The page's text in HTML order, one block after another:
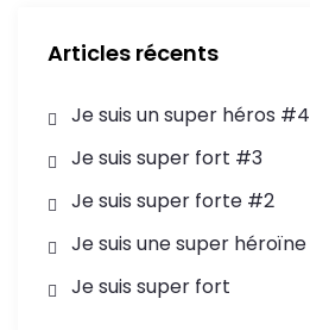
Articles récents
Je suis un super héros #4
Je suis super fort #3
Je suis super forte #2
Je suis une super héroïne
Je suis super fort